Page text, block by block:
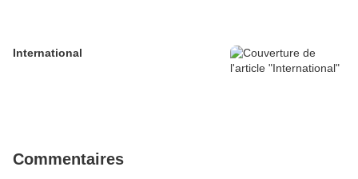
International
Commentaires